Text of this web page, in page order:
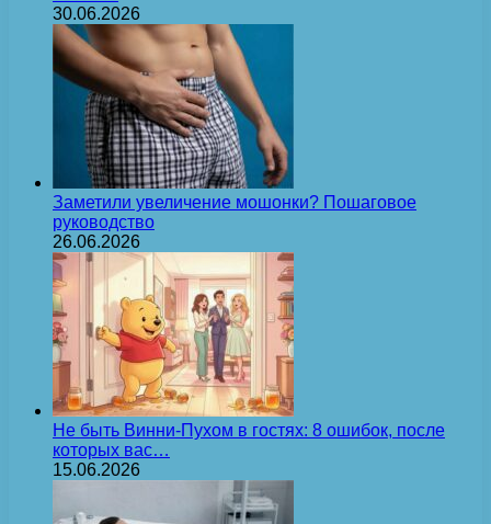
30.06.2026
Заметили увеличение мошонки? Пошаговое
руководство
26.06.2026
Не быть Винни-Пухом в гостях: 8 ошибок, после
которых вас…
15.06.2026